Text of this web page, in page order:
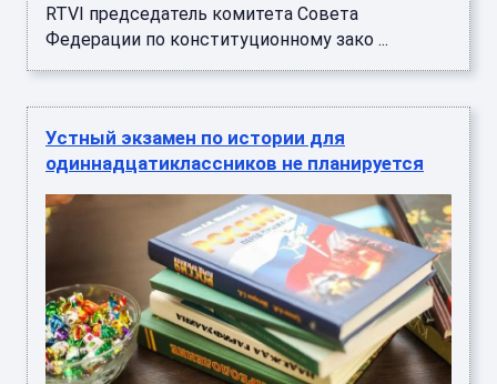
RTVI председатель комитета Совета
Федерации по конституционному зако ...
Устный экзамен по истории для
одиннадцатиклассников не планируется